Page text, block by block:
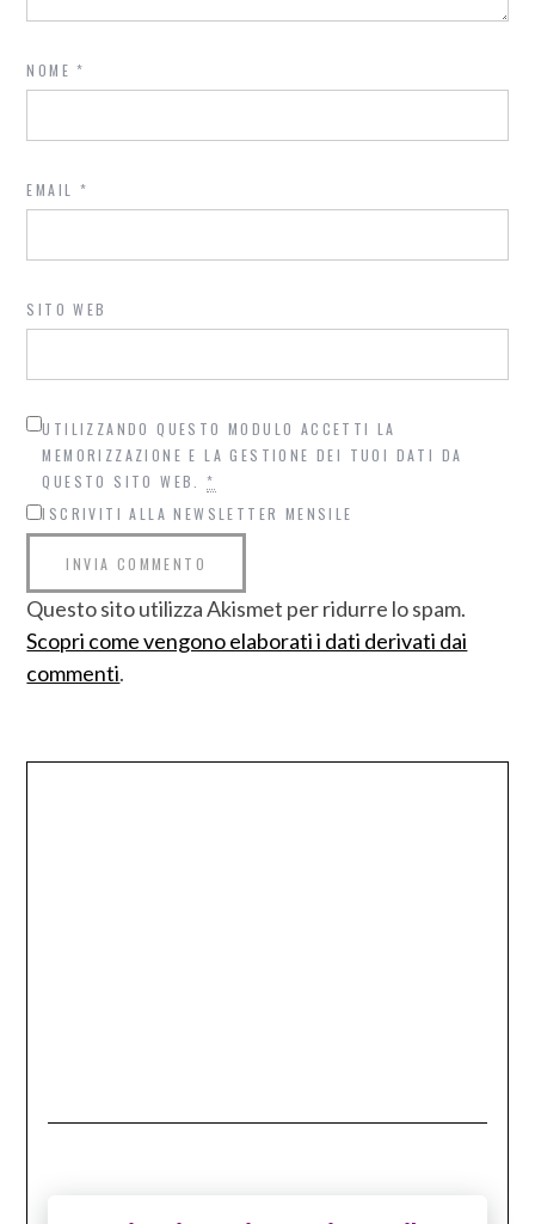
NOME*
EMAIL *
SITO WEB
UTILIZZANDO QUESTO MODULO ACCETTI LA
MEMORIZZAZIONE E LA GESTIONE DEI TUOI DATI DA
QUESTO SITO WEB.*
ISCRIVITI ALLA NEWSLETTER MENSILE
Questo sito utilizza Akismet per ridurre lo spam.
Scopri come vengono elaborati i dati derivati dai
commenti.